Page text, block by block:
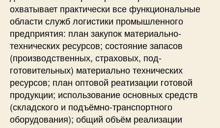
охватывает практически все функциональные
области служб логистики промышленного
предприятия: план закупок материально-
технических ресурсов; состояние запасов
(производственных, страховых, под-
готовительных) материально технических
ресурсов; план оптовой реатизации готовой
продукции; использование основных средств
(складского и подъёмно-транспортного
оборудования); общий объём реализации